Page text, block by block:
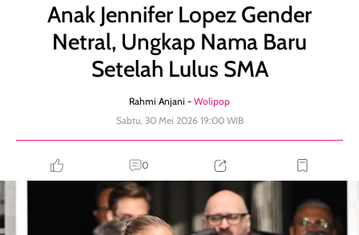
Anak Jennifer Lopez Gender
Netral, Ungkap Nama Baru
Setelah Lulus SMA
Rahmi Anjani - Wolipop
Sabtu, 30 Mei 2026 19:00 WIB
0